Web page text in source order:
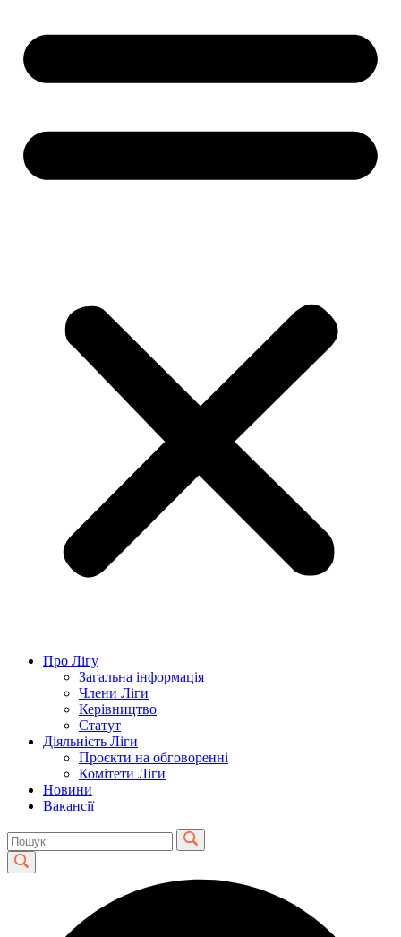
Про Лігу
Загальна інформація
Члени Ліги
Керівництво
Статут
Діяльність Ліги
Проєкти на обговоренні
Комітети Ліги
Новини
Вакансії